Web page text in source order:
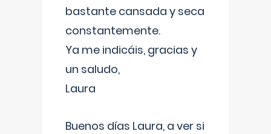
bastante cansada y seca
constantemente.
Ya me indicáis, gracias y
un saludo,
Laura
Buenos días Laura, a ver si